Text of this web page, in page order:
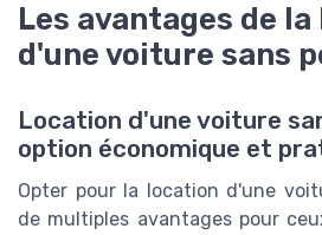
Les avantages de
d'une voiture sans
Location d'une voiture
option économique et
Opter pour la location d'une
de multiples avantages pour